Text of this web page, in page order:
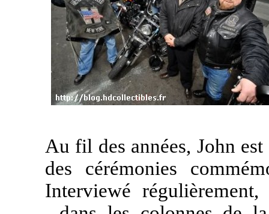
Au fil des années, John
des cérémonies
Interviewé